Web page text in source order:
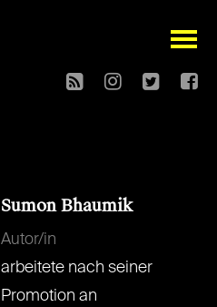
open
Sumon Bhaumik
Autor/in
arbeitete nach seiner
Promotion an